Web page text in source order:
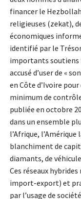
financer le
religieuses (zekat),
économiques
identifié par le
importants soutiens
accusé d’user de «
en Côte d’Ivoire
minimum de
publiée en octobre
dans un ensemble
l’Afrique,
blanchiment de
diamants, de
Ces réseaux
import-export) et
par l’usage de